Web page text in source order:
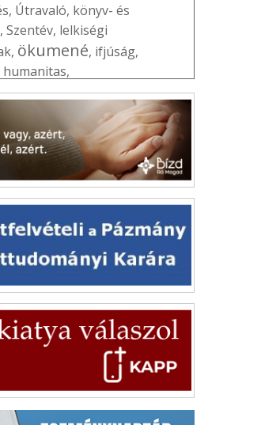
, Útravaló, könyv- és
, Szentév, lelkiségi
, ökumené, ifjúság,
,